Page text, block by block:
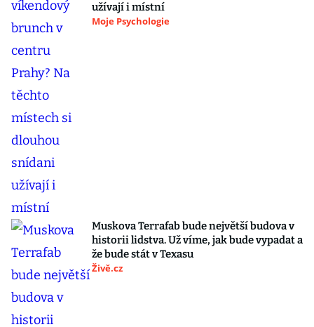
užívají i místní
Moje Psychologie
Muskova Terrafab bude největší budova v
historii lidstva. Už víme, jak bude vypadat a
že bude stát v Texasu
Živě.cz